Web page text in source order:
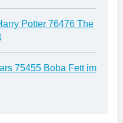
Potter 76476 The
75455 Boba Fett im